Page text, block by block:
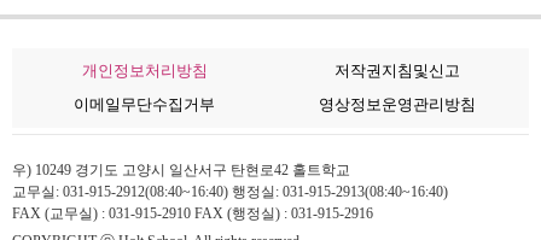
개인정보처리방침
저작권지침및신고
이메일무단수집거부
영상정보운영관리방침
우) 10249 경기도 고양시 일산서구 탄현로42 홀트학교
교무실: 031-915-2912(08:40~16:40) 행정실: 031-915-2913(08:40~16:40)
FAX (교무실) : 031-915-2910 FAX (행정실) : 031-915-2916